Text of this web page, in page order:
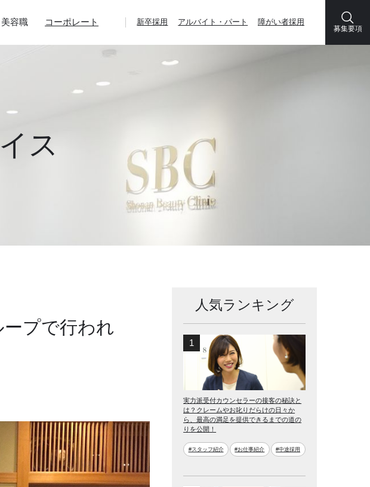
美容職 コーポレート 新卒採用 アルバイト・パート 障がい者採用
募集要項
ス
プで行われ
人気ランキング
実力派受付カウンセラーの接客の秘訣と
は？クレームやお叱りだらけの日々か
ら、最高の満足を提供できるまでの道の
りを公開！
#スタッフ紹介 #お仕事紹介 #中途採用